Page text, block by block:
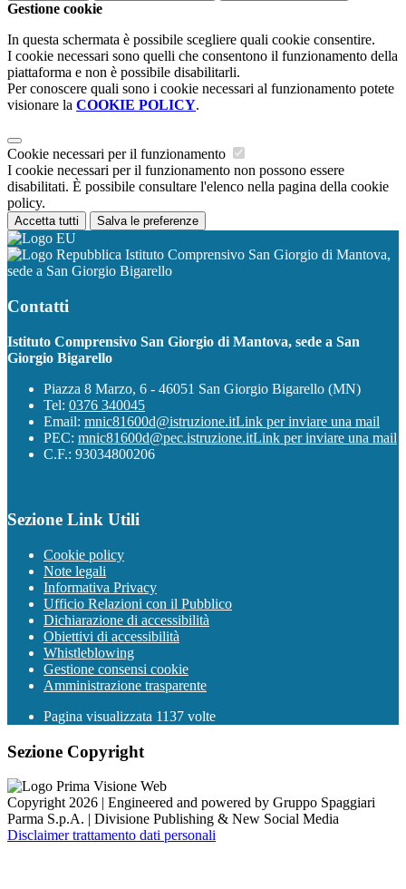
Gestione cookie
In questa schermata è possibile scegliere quali cookie consentire.
I cookie necessari sono quelli che consentono il funzionamento della
piattaforma e non è possibile disabilitarli.
Per conoscere quali sono i cookie necessari al funzionamento potete
visionare la COOKIE POLICY.
Cookie necessari per il funzionamento
I cookie necessari per il funzionamento non possono essere
disabilitati. È possibile consultare l'elenco nella pagina della cookie
policy.
Accetta tutti Salva le preferenze
Istituto Comprensivo San Giorgio di Mantova,
sede a San Giorgio Bigarello
Contatti
Istituto Comprensivo San Giorgio di Mantova, sede a San
Giorgio Bigarello
Piazza 8 Marzo, 6 - 46051 San Giorgio Bigarello (MN)
Tel: 0376 340045
Email: mnic81600d@istruzione.itLink per inviare una mail
PEC: mnic81600d@pec.istruzione.itLink per inviare una mail
C.F.: 93034800206
Sezione Link Utili
Cookie policy
Note legali
Informativa Privacy
Ufficio Relazioni con il Pubblico
Dichiarazione di accessibilità
Obiettivi di accessibilità
Whistleblowing
Gestione consensi cookie
Amministrazione trasparente
Pagina visualizzata 1137 volte
Sezione Copyright
Copyright 2026 | Engineered and powered by Gruppo Spaggiari
Parma S.p.A. | Divisione Publishing & New Social Media
Disclaimer trattamento dati personali